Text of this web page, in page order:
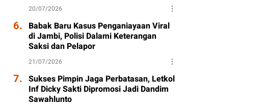
20/07/2026
6. Babak Baru Kasus Penganiayaan Viral
di Jambi, Polisi Dalami Keterangan
Saksi dan Pelapor
21/07/2026
7. Sukses Pimpin Jaga Perbatasan, Letkol
Inf Dicky Sakti Dipromosi Jadi Dandim
Sawahlunto